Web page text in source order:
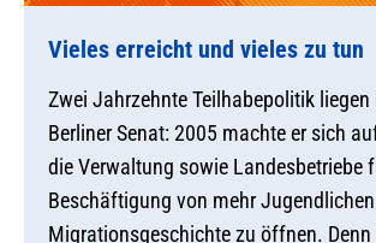
Vieles erreicht und vieles zu tun
Zwei Jahrzehnte Teilhabepolitik liegen
Berliner Senat: 2005 machte er sich
die Verwaltung sowie Landesbetriebe
Beschäftigung von mehr
Migrationsgeschichte zu öffnen. Denn